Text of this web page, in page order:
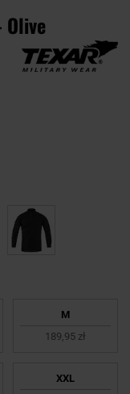
Olive
M
189,95 zł
XXL